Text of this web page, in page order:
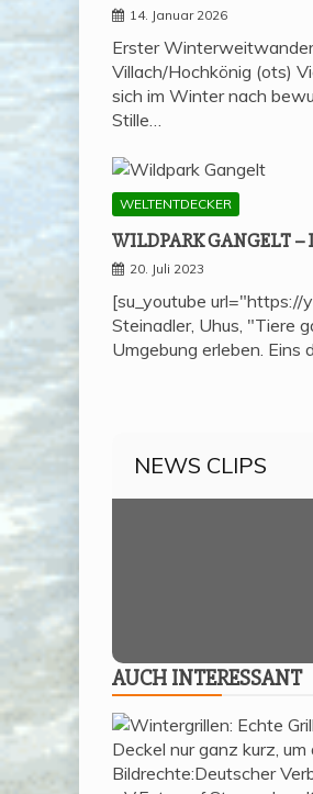
14. Januar 2026
Erster
Villach/Hochkönig (ots)
sich im Winter nach
Stille…
WELTENTDECKER
WILD­PARK GAN­GELT –
20. Juli 2023
[su_youtube
Steinadler, Uhus, "Tiere
Umgebung erleben. Eins
NEWS CLIPS
AUCH INTER­ES­SANT